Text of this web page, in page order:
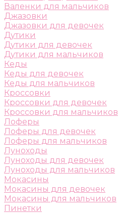
Валенки для мальчиков
Джазовки
Джазовки для девочек
Дутики
Дутики для девочек
Дутики для мальчиков
Кеды
Кеды для девочек
Кеды для мальчиков
Кроссовки
Кроссовки для девочек
Кроссовки для мальчиков
Лоферы
Лоферы для девочек
Лоферы для мальчиков
Луноходы
Луноходы для девочек
Луноходы для мальчиков
Мокасины
Мокасины для девочек
Мокасины для мальчиков
Пинетки